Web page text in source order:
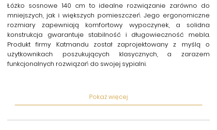
Łóżko sosnowe 140 cm to idealne rozwiązanie zarówno do
mniejszych, jak i większych pomieszczeń. Jego ergonomiczne
rozmiary zapewniają komfortowy wypoczynek, a solidna
konstrukcja gwarantuje stabilność i długowieczność mebla.
Produkt firmy Katmandu został zaprojektowany z myślą o
użytkownikach poszukujących klasycznych, a zarazem
funkcjonalnych rozwiązań do swojej sypialni.
przed wilgocią i uszkodzeniami mechanicznymi, co sprawia, że
swojemu uniwersalnemu designowi, łóżko z łatwością
Pokaż więcej